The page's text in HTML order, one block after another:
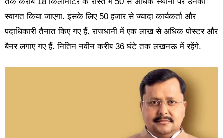
स्वागत किया जाएगा. इसके लिए 50 हजार से ज्यादा कार्यकर्ता और
पदाधिकारी तैनात किए गए हैं. राजधानी में एक लाख से अधिक पोस्टर और
बैनर लगाए गए हैं. नितिन नवीन करीब 36 घंटे तक लखनऊ में रहेंगे.